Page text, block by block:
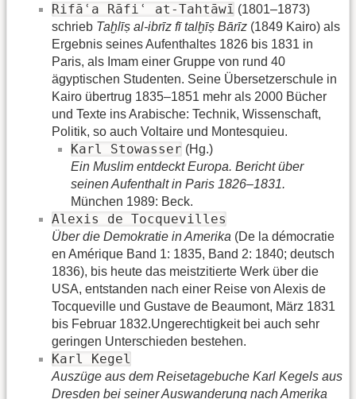
Rifāʿa Rāfiʿ at-Tahtāwī (1801–1873)
schrieb Taḫlīṣ al-ibrīz fī talḫīṣ Bārīz (1849 Kairo) als
Ergebnis seines Aufenthaltes 1826 bis 1831 in
Paris, als Imam einer Gruppe von rund 40
ägyptischen Studenten. Seine Übersetzerschule in
Kairo übertrug 1835–1851 mehr als 2000 Bücher
und Texte ins Arabische: Technik, Wissenschaft,
Politik, so auch Voltaire und Montesquieu.
Karl Stowasser (Hg.)
Ein Muslim entdeckt Europa. Bericht über
seinen Aufenthalt in Paris 1826–1831.
München 1989: Beck.
Alexis de Tocquevilles
Über die Demokratie in Amerika (De la démocratie
en Amérique Band 1: 1835, Band 2: 1840; deutsch
1836), bis heute das meistzitierte Werk über die
USA, entstanden nach einer Reise von Alexis de
Tocqueville und Gustave de Beaumont, März 1831
bis Februar 1832.Ungerechtigkeit bei auch sehr
geringen Unterschieden bestehen.
Karl Kegel
Auszüge aus dem Reisetagebuche Karl Kegels aus
Dresden bei seiner Auswanderung nach Amerika